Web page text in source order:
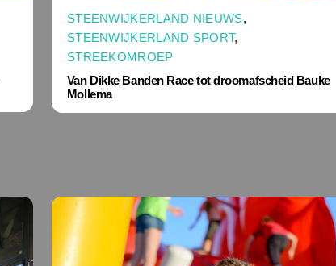
STEENWIJKERLAND NIEUWS,
STEENWIJKERLAND SPORT,
STREEKOMROEP
Van Dikke Banden Race tot droomafscheid Bauke
Mollema